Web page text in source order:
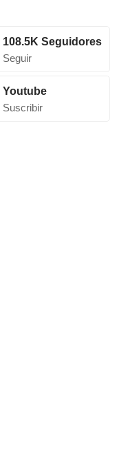
108.5K Seguidores
Seguir
Youtube
Suscribir